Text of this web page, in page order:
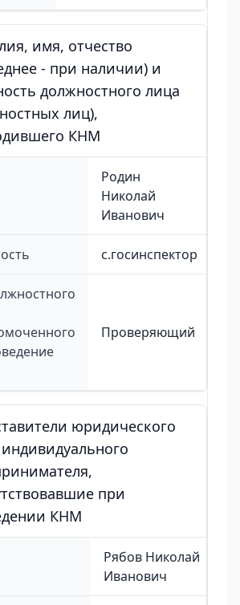
имя, отчество
- при наличии) и
должностного лица
лиц),
КНМ
Родин
Николай
Иванович
с.госинспектор
Проверяющий
юридического
при
КНМ
Рябов Николай
Иванович